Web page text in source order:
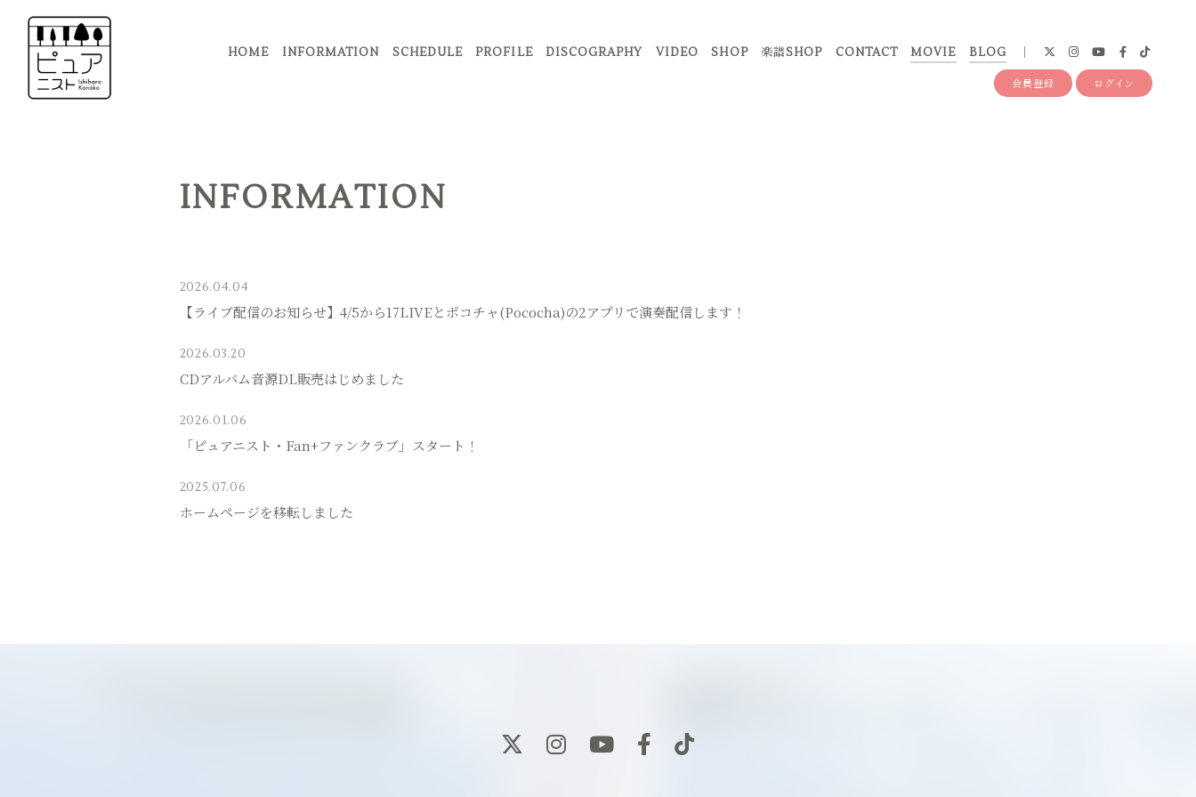
HOME INFORMATION SCHEDULE PROFILE DISCOGRAPHY VIDEO SHOP 楽譜SHOP CONTACT MOVIE BLOG
会員登録 ログイン
INFORMATION
2026.04.04
【ライブ配信のお知らせ】4/5から17LIVEとポコチャ(Pococha)の2アプリで演奏配信します！
2026.03.20
CDアルバム音源DL販売はじめました
2026.01.06
「ピュアニスト・Fan+ファンクラブ」スタート！
2025.07.06
ホームページを移転しました